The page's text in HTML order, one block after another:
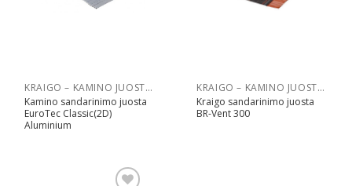
KRAIGO – KAMINO JUOSTOS
Kamino sandarinimo juosta
EuroTec Classic(2D)
Aluminium
KRAIGO – KAMINO JUOSTOS
Kraigo sandarinimo juosta
BR-Vent 300